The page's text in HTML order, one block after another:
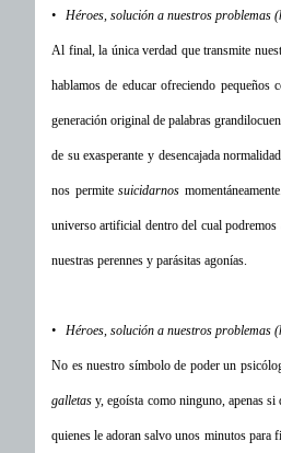
• Héroes, solución a nuestros problemas
Al final, la única verdad que transmite
hablamos de educar ofreciendo
generación original de palabras
de su exasperante y desencajada
nos permitesuicidarnos
universo artificial dentro del cual
nuestras perennes y parásitas agonías.
• Héroes, solución a nuestros problemas
No es nuestro símbolo de poder un
galletas y, egoísta como ninguno, apenas
quienes le adoran salvo unos minutos para